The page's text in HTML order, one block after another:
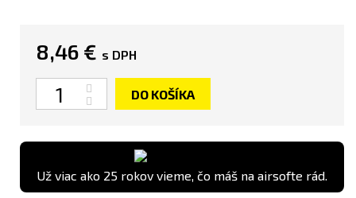
8,46 € s DPH
Množstvo
DO KOŠÍKA
Už viac ako 25 rokov vieme, čo máš na airsofte rád.